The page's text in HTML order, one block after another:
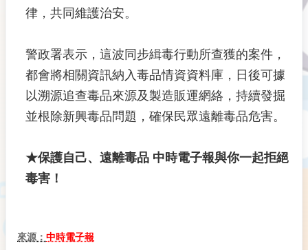
律，共同維護治安。
警政署表示，這波同步緝毒行動所查獲的案件，
都會將相關資訊納入毒品情資資料庫，日後可據
以溯源追查毒品來源及製造販運網絡，持續發掘
並根除新興毒品問題，確保民眾遠離毒品危害。
★保護自己、遠離毒品 中時電子報與你一起拒絕
毒害！
來源： 中時電子報